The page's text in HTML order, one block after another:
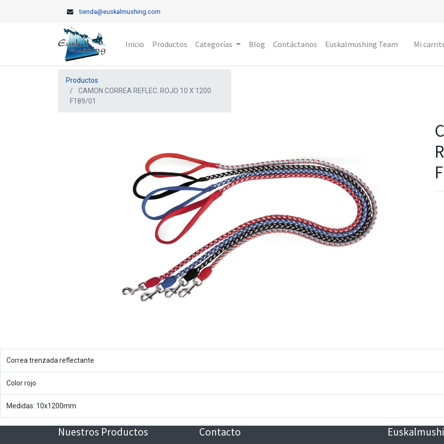
tienda@euskalmushing.com
Inicio Productos Categorías Blog Contáctanos Euskalmushing Team Mi
Productos
CAMON CORREA REFLEC. ROJO 10 X 1200
F189/01
Correa trenzada reflectante
Color rojo
Medidas: 10x1200mm
Nuestros Productos Contacto